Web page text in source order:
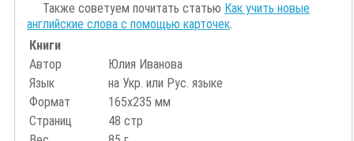
Также советуем почитать статью Как учить новые
английские слова с помощью карточек.
Книги
Автор
Юлия Иванова
Язык
на Укр. или Рус. языке
Формат
165х235 мм
Страниц
48 стр